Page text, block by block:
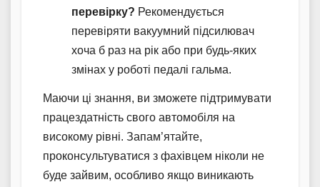
перевірку? Рекомендується
перевіряти вакуумний підсилювач
хоча б раз на рік або при будь-яких
змінах у роботі педалі гальма.
Маючи ці знання, ви зможете підтримувати
працездатність свого автомобіля на
високому рівні. Запам’ятайте,
проконсультуватися з фахівцем ніколи не
буде зайвим, особливо якщо виникають